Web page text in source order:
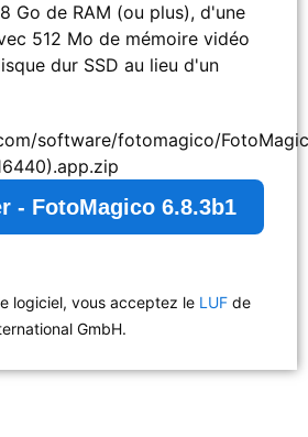
Go de RAM (ou plus), d'une
512 Mo de mémoire vidéo
dur SSD au lieu d'un
software/fotomagico/
- FotoMagico 6.8.3b1
logiciel, vous acceptez le LUF de
GmbH.